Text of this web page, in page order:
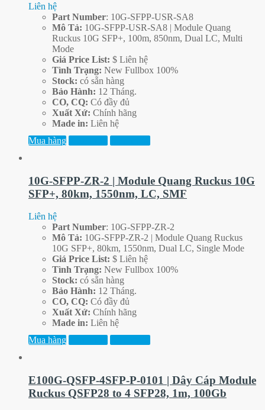
Liên hệ
Part Number: 10G-SFPP-USR-SA8
Mô Tả: 10G-SFPP-USR-SA8 | Module Quang
Ruckus 10G SFP+, 100m, 850nm, Dual LC, Multi
Mode
Giá Price List: $ Liên hệ
Tình Trạng: New Fullbox 100%
Stock: có sẵn hàng
Bảo Hành: 12 Tháng.
CO, CQ: Có đầy đủ
Xuất Xứ: Chính hãng
Made in: Liên hệ
Mua hàng
10G-SFPP-ZR-2 | Module Quang Ruckus 10G
SFP+, 80km, 1550nm, LC, SMF
Liên hệ
Part Number: 10G-SFPP-ZR-2
Mô Tả: 10G-SFPP-ZR-2 | Module Quang Ruckus
10G SFP+, 80km, 1550nm, Dual LC, Single Mode
Giá Price List: $ Liên hệ
Tình Trạng: New Fullbox 100%
Stock: có sẵn hàng
Bảo Hành: 12 Tháng.
CO, CQ: Có đầy đủ
Xuất Xứ: Chính hãng
Made in: Liên hệ
Mua hàng
E100G-QSFP-4SFP-P-0101 | Dây Cáp Module
Ruckus QSFP28 to 4 SFP28, 1m, 100Gb